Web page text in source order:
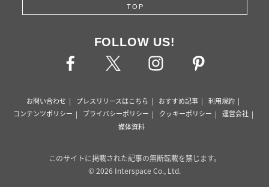
TOP
FOLLOW US!
お問い合わせ プレスリリースはこちら おすすめ記事
利用規約
コンテンツポリシー
プライバシーポリシー クッキーポリシー
運営会社
媒体資料
このサイトに掲載された記事の無断転載を禁じます。
© 2026 Interspace Co., Ltd.